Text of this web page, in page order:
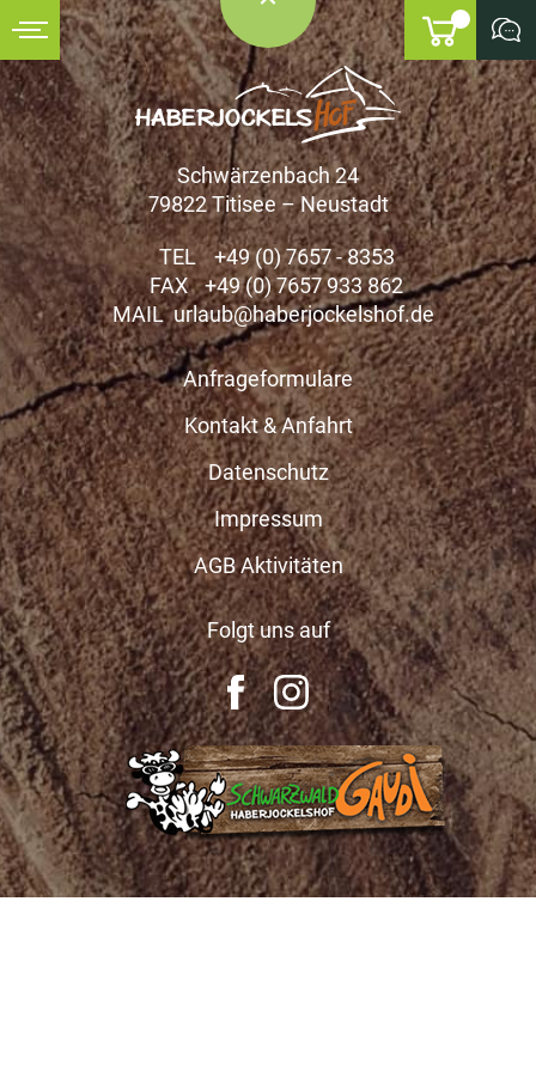
Gutscheine
Social Wall
Referenzen
Anfragen
Schwärzenbach 24
79822 Titisee – Neustadt
TEL
+49 (0) 7657 - 8353
FAX
+49 (0) 7657 933 862
MAIL urlaub@haberjockelshof.de
Anfrageformulare
Kontakt & Anfahrt
Datenschutz
Impressum
AGB Aktivitäten
Folgt uns auf